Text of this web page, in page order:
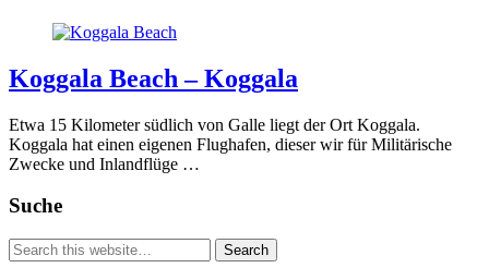
Koggala Beach – Koggala
Etwa 15 Kilometer südlich von Galle liegt der Ort Koggala.
Koggala hat einen eigenen Flughafen, dieser wir für Militärische
Zwecke und Inlandflüge …
Suche